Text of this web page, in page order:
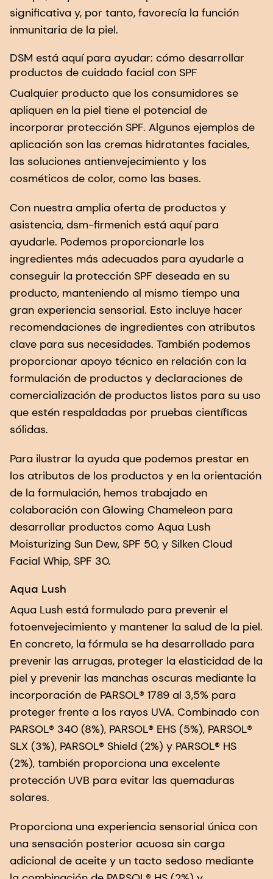
significativa y, por tanto, favorecía la función
inmunitaria de la piel.
DSM está aquí para ayudar: cómo desarrollar
productos de cuidado facial con SPF
Cualquier producto que los consumidores se
apliquen en la piel tiene el potencial de
incorporar protección SPF. Algunos ejemplos de
aplicación son las cremas hidratantes faciales,
las soluciones antienvejecimiento y los
cosméticos de color, como las bases.
Con nuestra amplia oferta de productos y
asistencia, dsm-firmenich está aquí para
ayudarle. Podemos proporcionarle los
ingredientes más adecuados para ayudarle a
conseguir la protección SPF deseada en su
producto, manteniendo al mismo tiempo una
gran experiencia sensorial. Esto incluye hacer
recomendaciones de ingredientes con atributos
clave para sus necesidades. También podemos
proporcionar apoyo técnico en relación con la
formulación de productos y declaraciones de
comercialización de productos listos para su uso
que estén respaldadas por pruebas científicas
sólidas.
Para ilustrar la ayuda que podemos prestar en
los atributos de los productos y en la orientación
de la formulación, hemos trabajado en
colaboración con Glowing Chameleon para
desarrollar productos como Aqua Lush
Moisturizing Sun Dew, SPF 50, y Silken Cloud
Facial Whip, SPF 30.
Aqua Lush
Aqua Lush está formulado para prevenir el
fotoenvejecimiento y mantener la salud de la piel.
En concreto, la fórmula se ha desarrollado para
prevenir las arrugas, proteger la elasticidad de la
piel y prevenir las manchas oscuras mediante la
incorporación de PARSOL® 1789 al 3,5% para
proteger frente a los rayos UVA. Combinado con
PARSOL® 340 (8%), PARSOL® EHS (5%), PARSOL®
SLX (3%), PARSOL® Shield (2%) y PARSOL® HS
(2%), también proporciona una excelente
protección UVB para evitar las quemaduras
solares.
Proporciona una experiencia sensorial única con
una sensación posterior acuosa sin carga
adicional de aceite y un tacto sedoso mediante